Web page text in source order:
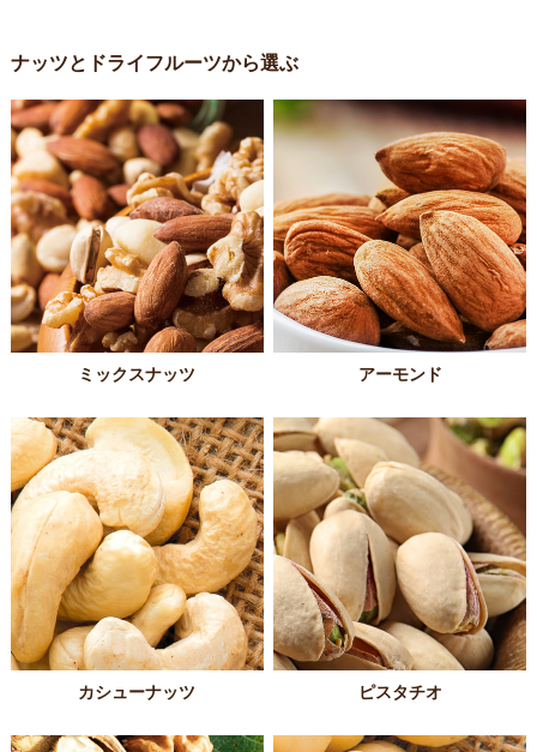
ナッツとドライフルーツから選ぶ
ミックスナッツ アーモンド
カシューナッツ ピスタチオ